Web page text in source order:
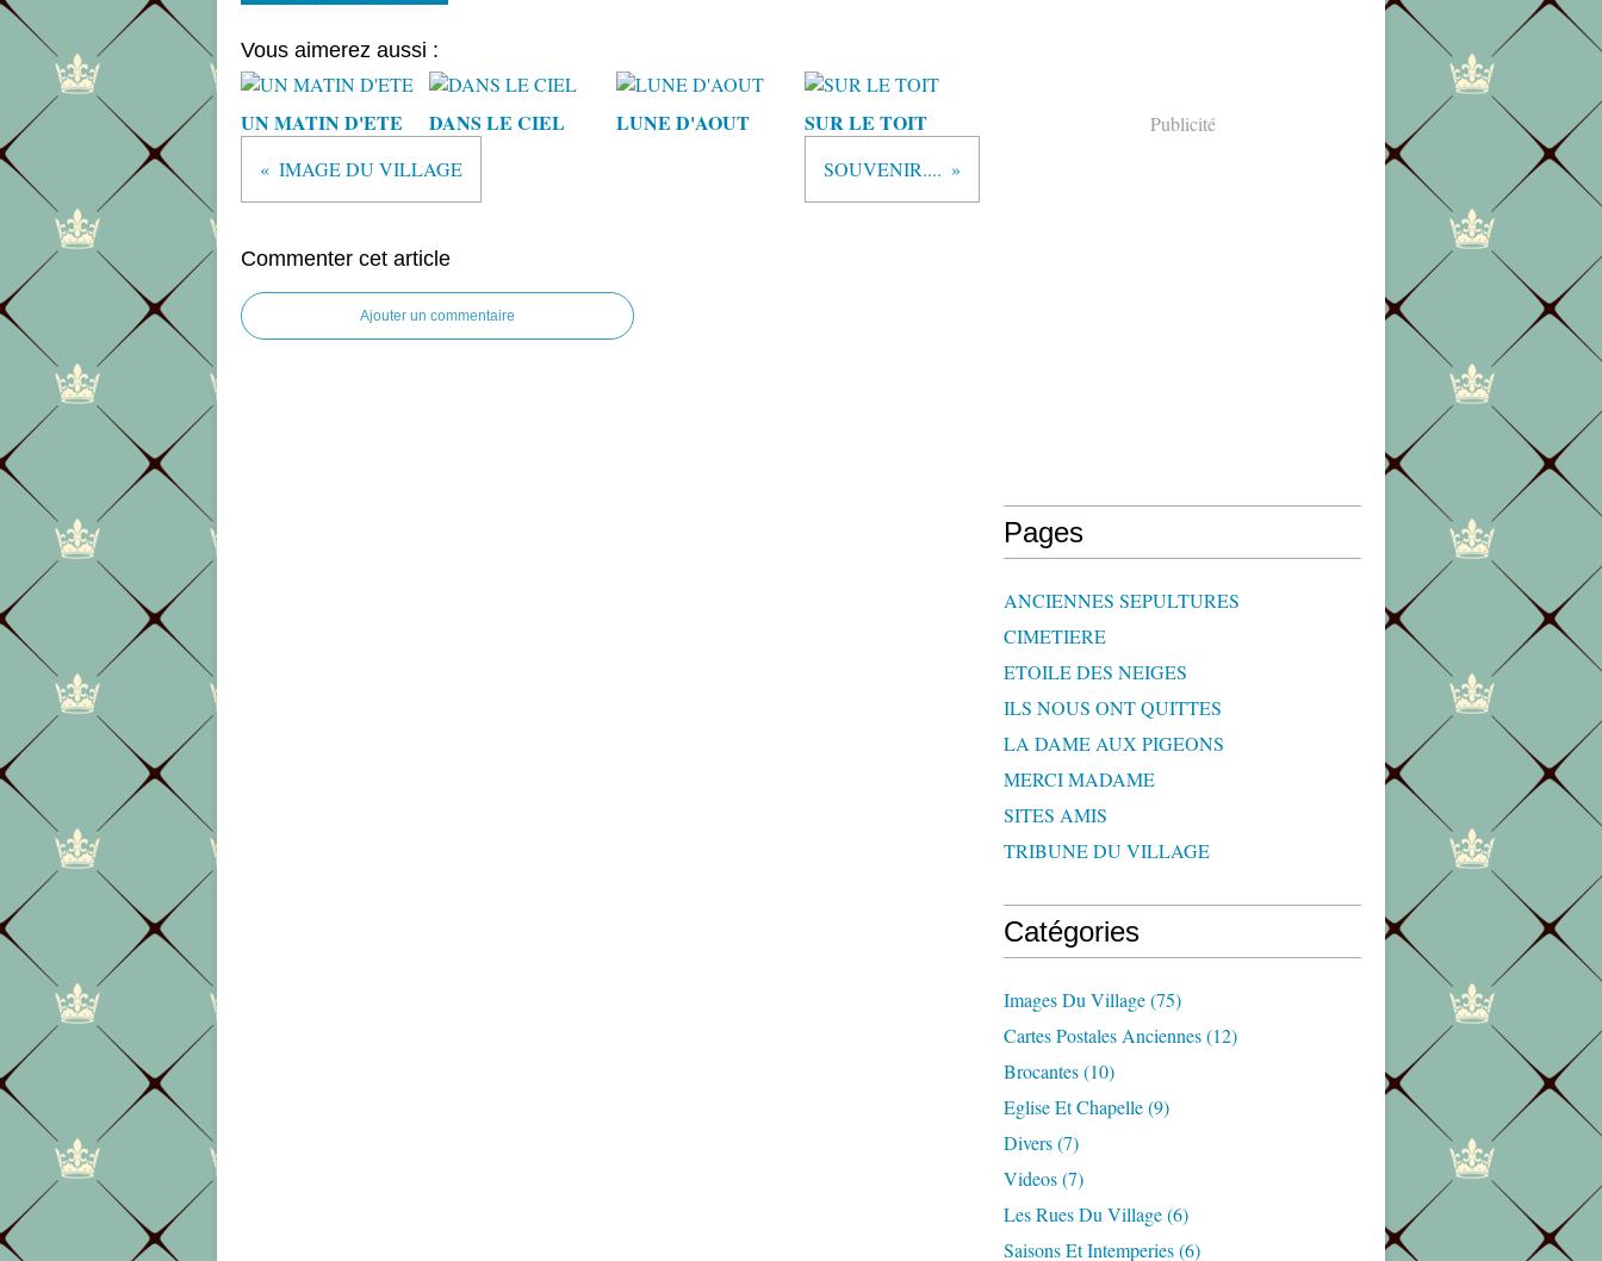
Vous aimerez aussi :
UN MATIN D'ETE DANS LE CIEL LUNE D'AOUT SUR LE TOIT
IMAGE DU VILLAGE SOUVENIR....
Commenter cet article
Ajouter un commentaire
Publicité
Pages
ANCIENNES SEPULTURES
CIMETIERE
ETOILE DES NEIGES
ILS NOUS ONT QUITTES
LA DAME AUX PIGEONS
MERCI MADAME
SITES AMIS
TRIBUNE DU VILLAGE
Catégories
Images Du Village(75)
Cartes Postales Anciennes(12)
Brocantes(10)
Eglise Et Chapelle(9)
Divers(7)
Videos(7)
Les Rues Du Village(6)
Saisons Et Intemperies(6)